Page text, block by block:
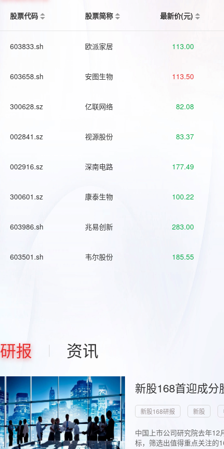
股票代码
股票简称 最新价(元)
603833.sh 欧派家居 113.00
603658.sh 安图生物 113.50
300628.sz 亿联网络 82.08
002841.sz 视源股份 83.37
002916.sz 深南电路 177.49
300601.sz 康泰生物 100.22
603986.sh 兆易创新 283.00
603501.sh 韦尔股份 185.55
研报 资讯
新股168首迎成
新股168研报 新股
中国上市公司研究院去年
标，筛选出值得重点关注的